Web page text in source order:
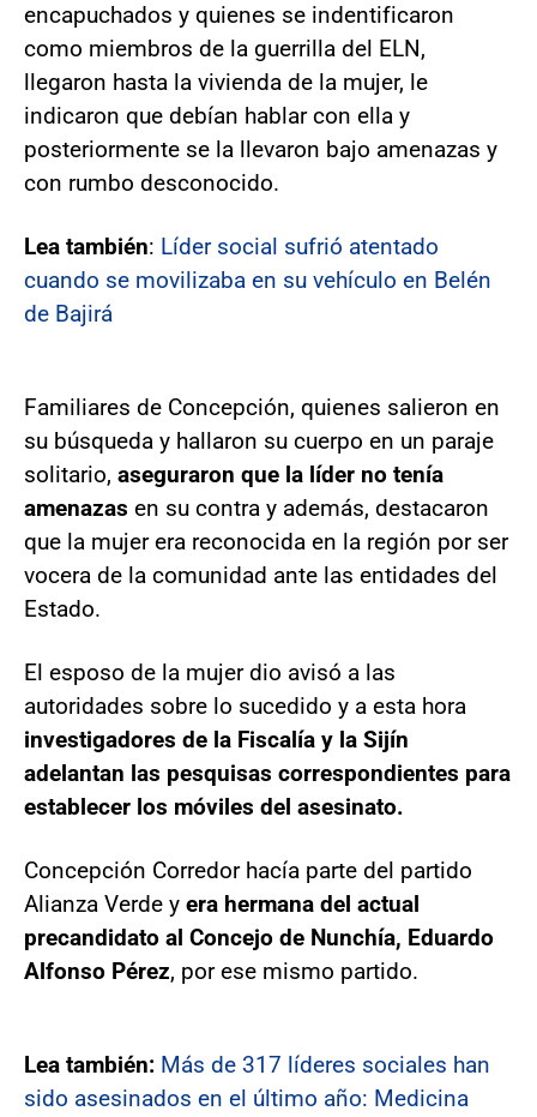
encapuchados y quienes se indentificaron
como miembros de la guerrilla del ELN,
llegaron hasta la vivienda de la mujer, le
indicaron que debían hablar con ella y
posteriormente se la llevaron bajo amenazas y
con rumbo desconocido.
Lea también: Líder social sufrió atentado
cuando se movilizaba en su vehículo en Belén
de Bajirá
Familiares de Concepción, quienes salieron en
su búsqueda y hallaron su cuerpo en un paraje
solitario, aseguraron que la líder no tenía
amenazas en su contra y además, destacaron
que la mujer era reconocida en la región por ser
vocera de la comunidad ante las entidades del
Estado.
El esposo de la mujer dio avisó a las
autoridades sobre lo sucedido y a esta hora
investigadores de la Fiscalía y la Sijín
adelantan las pesquisas correspondientes para
establecer los móviles del asesinato.
Concepción Corredor hacía parte del partido
Alianza Verde y era hermana del actual
precandidato al Concejo de Nunchía, Eduardo
Alfonso Pérez, por ese mismo partido.
Lea también: Más de 317 líderes sociales han
sido asesinados en el último año: Medicina